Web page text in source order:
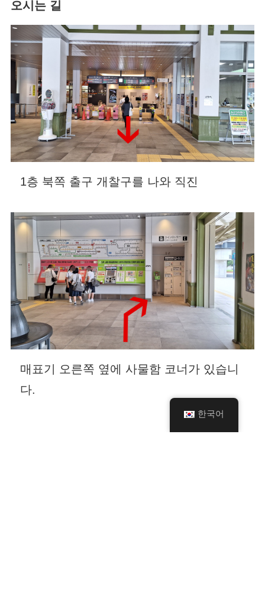
오시는 길
1층 북쪽 출구 개찰구를 나와 직진
매표기 오른쪽 옆에 사물함 코너가 있습니
다.
한국어